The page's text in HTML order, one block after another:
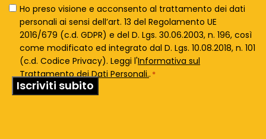
Privacy
Policy
Ho preso visione e acconsento al trattamento dei dati
personali ai sensi dell’art. 13 del Regolamento UE
2016/679 (c.d. GDPR) e del D. Lgs. 30.06.2003, n. 196, così
come modificato ed integrato dal D. Lgs. 10.08.2018, n. 101
(c.d. Codice Privacy). Leggi l'Informativa sul
Trattamento dei Dati Personali.. *